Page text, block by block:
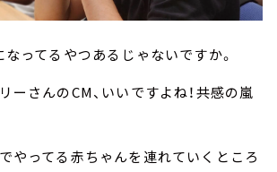
なってるやつあるじゃないですか。
ーさんのCM、いいですよね！共感の嵐
やってる赤ちゃんを連れていくところ